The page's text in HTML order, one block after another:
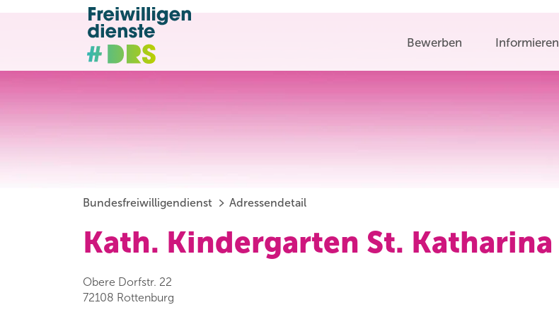
Bewerben Informieren
Bundesfreiwilligendienst Adressendetail
Kath. Kindergarten St. Katharina
Obere Dorfstr. 22
72108 Rottenburg